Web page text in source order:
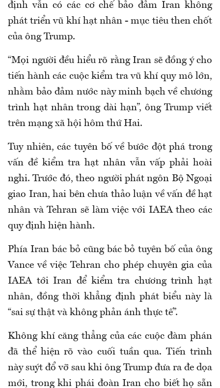
định vẫn có các cơ chế bảo đảm Iran không
phát triển vũ khí hạt nhân - mục tiêu then chốt
của ông Trump.
“Mọi người đều hiểu rõ rằng Iran sẽ đồng ý cho
tiến hành các cuộc kiểm tra vũ khí quy mô lớn,
nhằm bảo đảm nước này minh bạch về chương
trình hạt nhân trong dài hạn”, ông Trump viết
trên mạng xã hội hôm thứ Hai.
Tuy nhiên, các tuyên bố về bước đột phá trong
vấn đề kiểm tra hạt nhân vẫn vấp phải hoài
nghi. Trước đó, theo người phát ngôn Bộ Ngoại
giao Iran, hai bên chưa thảo luận về vấn đề hạt
nhân và Tehran sẽ làm việc với IAEA theo các
quy định hiện hành.
Phía Iran bác bỏ cũng bác bỏ tuyên bố của ông
Vance về việc Tehran cho phép chuyên gia của
IAEA tới Iran để kiểm tra chương trình hạt
nhân, đồng thời khẳng định phát biểu này là
“sai sự thật và không phản ánh thực tế”.
Không khí căng thẳng của các cuộc đàm phán
đã thể hiện rõ vào cuối tuần qua. Tiến trình
này suýt đổ vỡ sau khi ông Trump đưa ra đe dọa
mới, trong khi phái đoàn Iran cho biết họ sẵn